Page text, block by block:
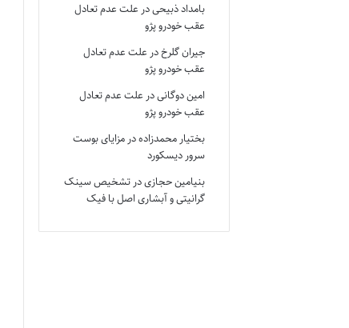
بامداد ذبیحیدر علت عدم تعادل
عقب خودرو پژو
جیران گلرخدر علت عدم تعادل
عقب خودرو پژو
امین دوگانیدر علت عدم تعادل
عقب خودرو پژو
بختیار محمدزادهدرمزایای بوست
سرور دیسکورد
بنیامین حجازیدرتشخیص سینک
گرانیتی و آبشاری اصل با فیک